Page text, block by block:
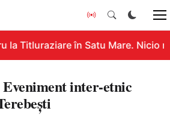
la Titluraziare în Satu Mare. Nicio
inter-etnic